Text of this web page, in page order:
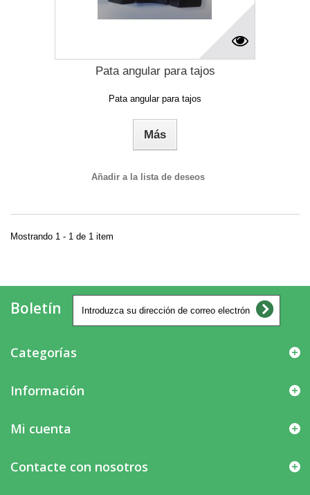
Pata angular para tajos
Pata angular para tajos
Más
Añadir a la lista de deseos
Mostrando 1 - 1 de 1 item
Boletín
Categorías
Información
Mi cuenta
Contacte con nosotros